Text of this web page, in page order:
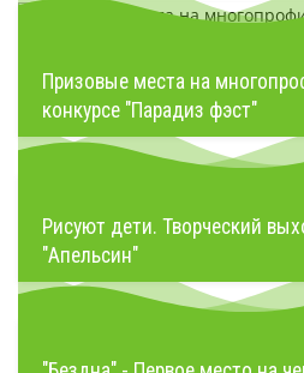
Призовые места на
конкурсе "Парадиз фэст"
Рисуют дети. Творческий
"Апельсин"